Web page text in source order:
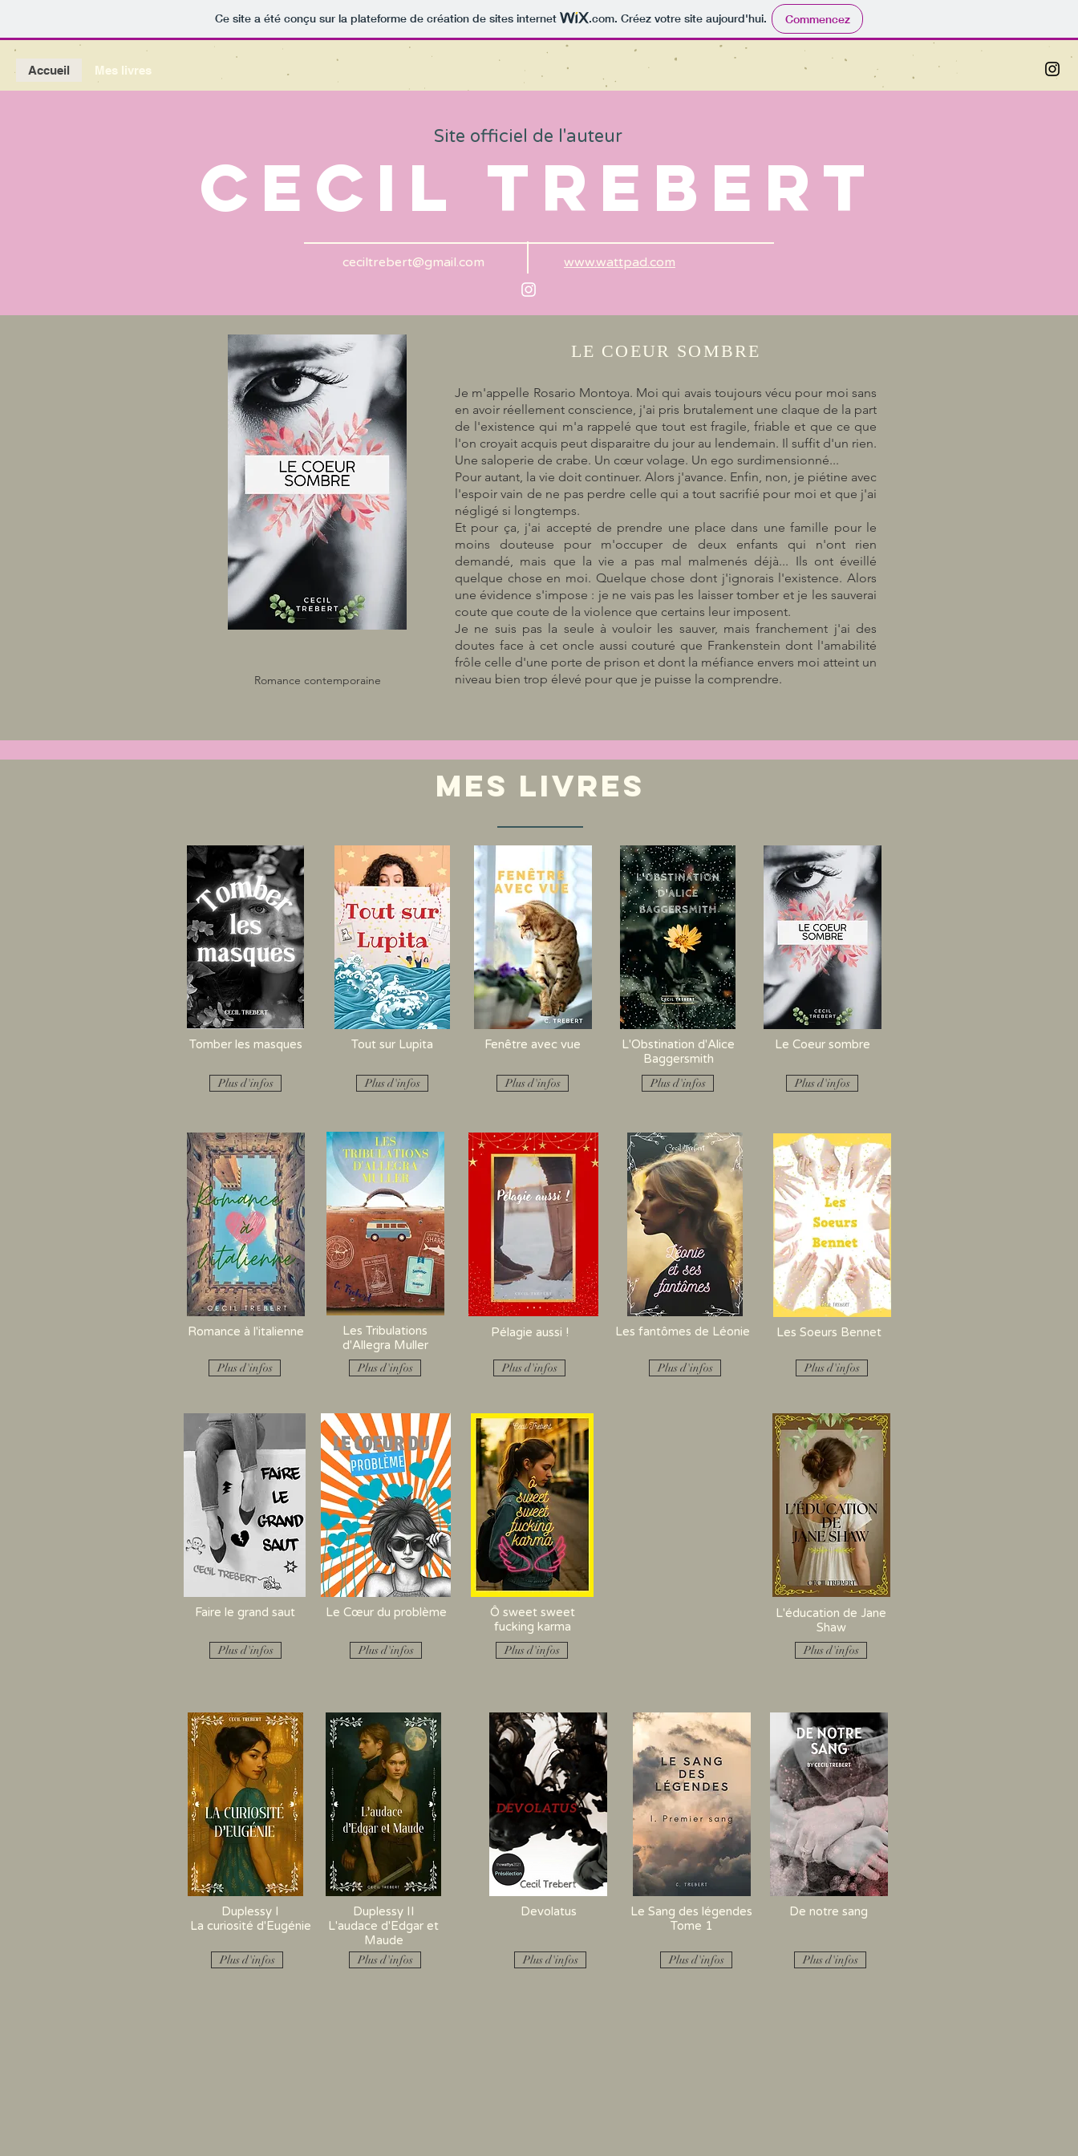
Ce site a été conçu sur la plateforme de création de sites internet .com. Créez votre site aujourd'hui. Commencez
Accueil Mes livres
Site officiel de l'auteur
cecil trebert
ceciltrebert@gmail.com www.wattpad.com
Romance contemporaine
LE COEUR SOMBRE
Je m'appelle Rosario Montoya. Moi qui avais toujours vécu pour moi sans
en avoir réellement conscience, j'ai pris brutalement une claque de la part
de l'existence qui m'a rappelé que tout est fragile, friable et que ce que
l'on croyait acquis peut disparaitre du jour au lendemain. Il suffit d'un rien.
Une saloperie de crabe. Un cœur volage. Un ego surdimensionné...
Pour autant, la vie doit continuer. Alors j'avance. Enfin, non, je piétine avec
l'espoir vain de ne pas perdre celle qui a tout sacrifié pour moi et que j'ai
négligé si longtemps.
Et pour ça, j'ai accepté de prendre une place dans une famille pour le
moins douteuse pour m'occuper de deux enfants qui n'ont rien
demandé, mais que la vie a pas mal malmenés déjà... Ils ont éveillé
quelque chose en moi. Quelque chose dont j'ignorais l'existence. Alors
une évidence s'impose : je ne vais pas les laisser tomber et je les sauverai
coute que coute de la violence que certains leur imposent.
Je ne suis pas la seule à vouloir les sauver, mais franchement j'ai des
doutes face à cet oncle aussi couturé que Frankenstein dont l'amabilité
frôle celle d'une porte de prison et dont la méfiance envers moi atteint un
niveau bien trop élevé pour que je puisse la comprendre.
Mes livres
Tomber les masques
Plus d'infos
Tout sur Lupita
Plus d'infos
Romance à l'italienne
Plus d'infos
Les Tribulations
d'Allegra Muller
Plus d'infos
Faire le grand saut
Plus d'infos
Le Cœur du problème
Plus d'infos
Duplessy I
La curiosité d'Eugénie
Plus d'infos
Duplessy II
L'audace d'Edgar et
Maude
Plus d'infos
Fenêtre avec vue
Plus d'infos
Pélagie aussi !
Plus d'infos
Ô sweet sweet
fucking karma
Plus d'infos
L'Obstination d'Alice
Baggersmith
Plus d'infos
Les fantômes de Léonie
Plus d'infos
Le Coeur sombre
Plus d'infos
Les Soeurs Bennet
Plus d'infos
L'éducation de Jane
Shaw
Plus d'infos
Devolatus
Plus d'infos
Le Sang des légendes
Tome 1
Plus d'infos
De notre sang
Plus d'infos